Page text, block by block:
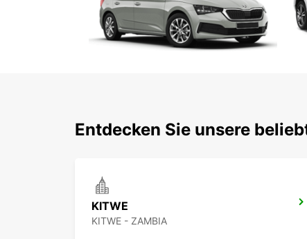
Entdecken Sie unsere
KITWE
KITWE - ZAMBIA